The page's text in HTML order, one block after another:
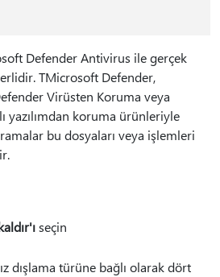
Defender Antivirus ile gerçek
TMicrosoft Defender,
Virüsten Koruma veya
yazılımdan koruma ürünleriyle
bu dosyaları veya işlemleri
seçin
dışlama türüne bağlı olarak dört